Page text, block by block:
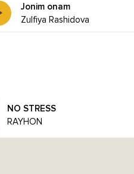
Jonim onam
Zulfiya Rashidova
NO STRESS
RAYHON